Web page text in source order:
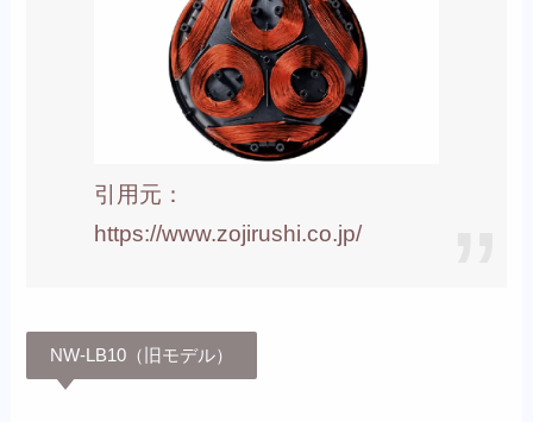
引用元：
https://www.zojirushi.co.jp/
NW-LB10（旧モデル）